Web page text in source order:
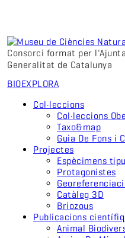
Consorci format per
Generalitat de Catalunya
BIOEXPLORA
Col·leccions
Col·leccions
Taxo&map
Guia De Fons i
Projectes
Espècimens
Protagonistes
Catàleg 3D
Briozous
Publicacions
Animal